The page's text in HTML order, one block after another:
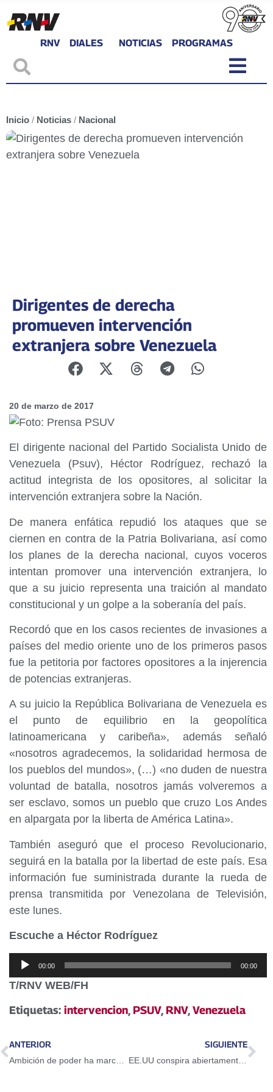
RNV DIALES NOTICIAS PROGRAMAS
Inicio / Noticias / Nacional
Dirigentes de derecha
promueven intervención
extranjera sobre Venezuela
20 de marzo de 2017
El dirigente nacional del Partido Socialista Unido de
Venezuela (Psuv), Héctor Rodríguez, rechazó la
actitud integrista de los opositores, al solicitar la
intervención extranjera sobre la Nación.
De manera enfática repudió los ataques que se
ciernen en contra de la Patria Bolivariana, así como
los planes de la derecha nacional, cuyos voceros
intentan promover una intervención extranjera, lo
que a su juicio representa una traición al mandato
constitucional y un golpe a la soberanía del país.
Recordó que en los casos recientes de invasiones a
países del medio oriente uno de los primeros pasos
fue la petitoria por factores opositores a la injerencia
de potencias extranjeras.
A su juicio la República Bolivariana de Venezuela es
el punto de equilibrio en la geopolítica
latinoamericana y caribeña», además señaló
«nosotros agradecemos, la solidaridad hermosa de
los pueblos del mundos», (…) «no duden de nuestra
voluntad de batalla, nosotros jamás volveremos a
ser esclavo, somos un pueblo que cruzo Los Andes
en alpargata por la liberta de América Latina».
También aseguró que el proceso Revolucionario,
seguirá en la batalla por la libertad de este país. Esa
información fue suministrada durante la rueda de
prensa transmitida por Venezolana de Televisión,
este lunes.
Escuche a Héctor Rodríguez
Reproductor
de
audio
00:00 00:00
T/RNV WEB/FH
Etiquetas: intervencion, PSUV, RNV,Venezuela
ANTERIOR SIGUIENTE
EE.UU conspira abiertamente contra Venezuela por medio de la OEA